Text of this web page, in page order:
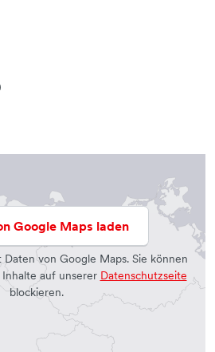
Google Maps laden
von Google Maps. Sie können
auf unserer Datenschutzseite
blockieren.